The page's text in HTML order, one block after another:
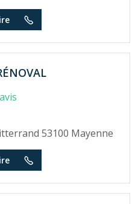
53100 Mayenne